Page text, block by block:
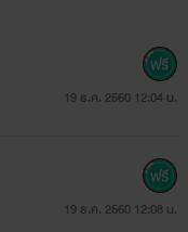
ทพมากนัก
บมาวอแว
าย
19 ธ.ค. 2560 12:04 น.
19 ธ.ค. 2560 12:08 น.